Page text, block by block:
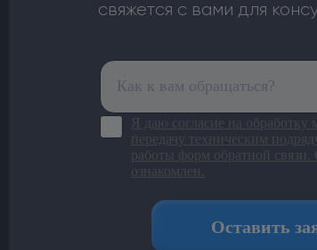
свяжется с вами для